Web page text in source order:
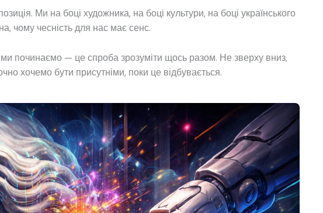
Ми на боці художника, на боці культури, на боці українського
чому чесність для нас має сенс.
починаємо — це спроба зрозуміти щось разом. Не зверху вниз,
хочемо бути присутніми, поки це відбувається.